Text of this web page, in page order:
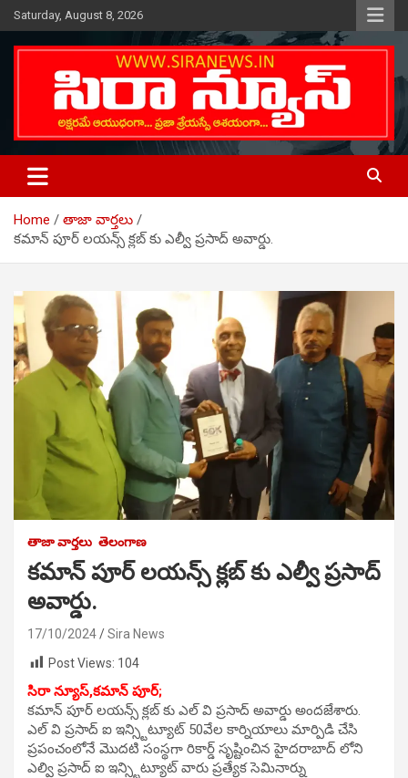
Skip
to
content
Saturday, August 8, 2026
SIRA NEWS
Telugu Online News Daily
Home
తాజా వార్తలు
కమాన్ పూర్ లయన్స్ క్లబ్ కు ఎల్వీ ప్రసాద్ అవార్డు.
తాజా వార్తలు తెలంగాణ
కమాన్ పూర్ లయన్స్ క్లబ్ కు ఎల్వీ ప్రసాద్
అవార్డు.
17/10/2024
Sira News
Post Views: 104
సిరా న్యూస్,కమాన్ పూర్;
కమాన్ పూర్ లయన్స్ క్లబ్ కు ఎల్ వి ప్రసాద్ అవార్డు అందజేశారు.
ఎల్ వి ప్రసాద్ ఐ ఇన్స్టిట్యూట్ 50వేల కార్నియాలు మార్పిడి చేసి
ప్రపంచంలోనే మొదటి సంస్థగా రికార్డ్ సృష్టించిన హైదరాబాద్ లోని
ఎల్వి ప్రసాద్ ఐ ఇన్స్టిట్యూట్ వారు ప్రత్యేక సెమినార్ను